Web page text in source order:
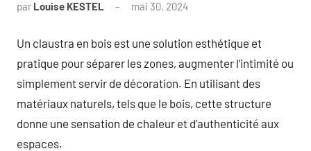
par Louise KESTEL mai 30, 2024
Un claustra en bois est une solution esthétique et
pratique pour séparer les zones, augmenter l’intimité ou
simplement servir de décoration. En utilisant des
matériaux naturels, tels que le bois, cette structure
donne une sensation de chaleur et d’authenticité aux
espaces.